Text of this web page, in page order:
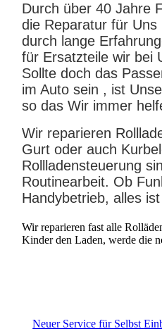
Durch über 40 Jahre
die Reparatur für
durch lange
für Ersatzteile wir bei
Sollte doch das
im Auto sein , ist
so das Wir immer
Wir reparieren
Gurt oder auch
Rollladensteuerung
Routinearbeit. Ob
Handybetrieb, alles
Wir reparieren fast alle
Kinder den Laden, werde die
Neuer Service für Selbst